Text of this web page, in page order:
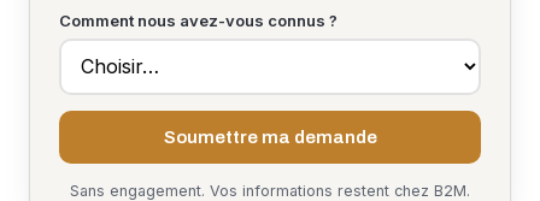
Comment nous avez-vous connus ?
Soumettre ma demande
Sans engagement. Vos informations restent chez B2M.